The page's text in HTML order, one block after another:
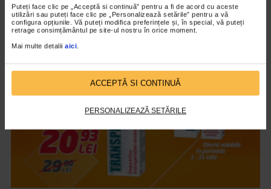
Puteți face clic pe „Acceptă si continuă” pentru a fi de acord cu aceste
utilizări sau puteți face clic pe „Personalizează setările” pentru a vă
configura opțiunile. Vă puteți modifica preferințele și, în special, vă puteți
retrage consimțământul pe site-ul nostru în orice moment.
Mai multe detalii aici
ACCEPTĂ SI CONTINUĂ
PERSONALIZEAZĂ SETĂRILE
Vedixin Max
101.798 vizualizari